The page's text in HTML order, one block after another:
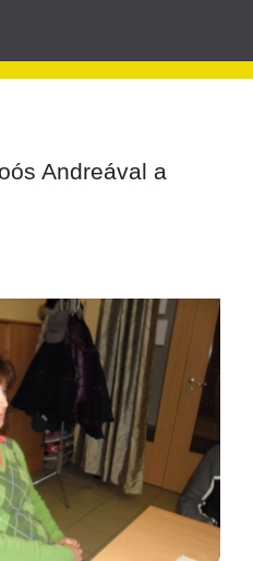
Andreával a